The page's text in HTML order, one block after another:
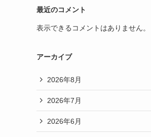
最近のコメント
表示できるコメントはありません。
アーカイブ
2026年8月
2026年7月
2026年6月